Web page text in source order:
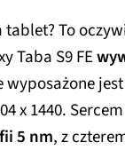
To
Taba S9 FE
x 1440.
5 nm, z